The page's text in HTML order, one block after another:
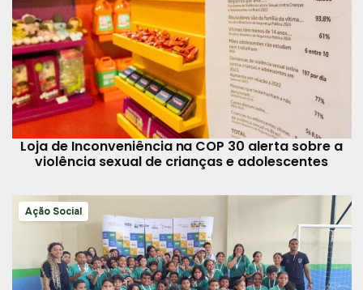
Loja de Inconveniência na COP 30 alerta sobre a
violência sexual de crianças e adolescentes
Ação Social